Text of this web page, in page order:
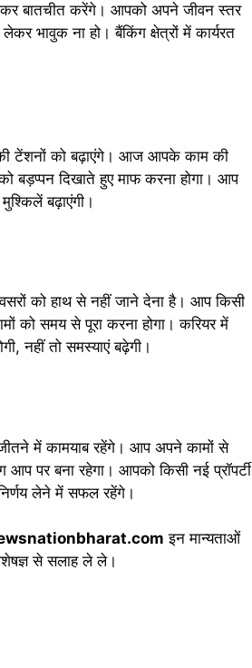
बातचीत करेंगे। आपको अपने जीवन स्तर
भावुक ना हो। बैंकिंग क्षेत्रों में कार्यरत
टेंशनों को बढ़ाएंगे। आज आपके काम की
बड़प्पन दिखाते हुए माफ करना होगा। आप
बढ़ाएंगी।
को हाथ से नहीं जाने देना है। आप किसी
को समय से पूरा करना होगा। करियर में
नहीं तो समस्याएं बढ़ेगी।
में कामयाब रहेंगे। आप अपने कामों से
पर बना रहेगा। आपको किसी नई प्रॉपर्टी
लेने में सफल रहेंगे।
इन मान्यताओं
से सलाह ले ले।